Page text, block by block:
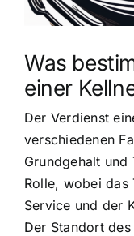
Was
einer
Der Verdienst
verschiedenen
Grundgehalt
Rolle, wobei
Service und der
Der Standort